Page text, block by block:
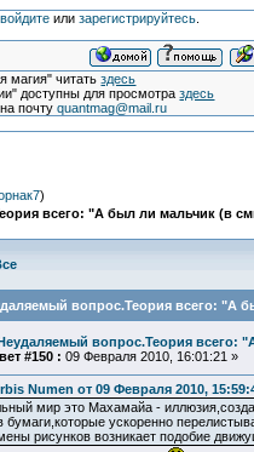
войдитеили зарегистрируйтесь.
магия" читатьздесь
доступны для просмотраздесь
почтуquantmag@mail.ru
)
всего: "А был ли мальчик (в
вопрос.Теория всего: "А
вопрос.Теория всего:
#150 : 09 Февраля 2010, 16:01:21 »
Numen от 09 Февраля 2010,
мир это Махамайа -
бумаги,которые ускоренно
рисунков возникает подобие